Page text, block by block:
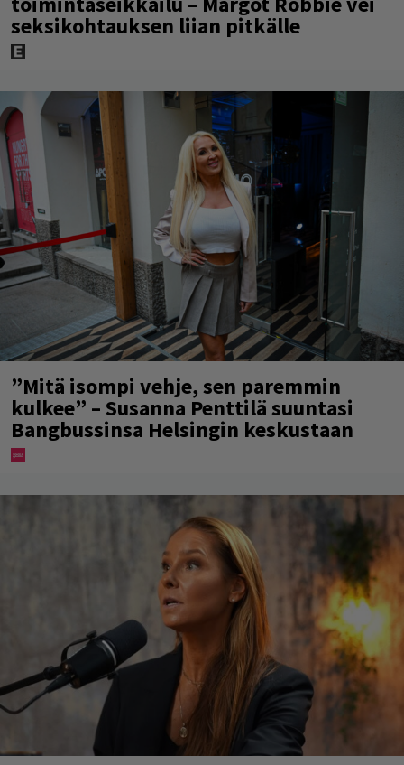
seksikohtauksen liian pitkälle
”Mitä isompi vehje, sen paremmin
kulkee” – Susanna Penttilä suuntasi
Bangbussinsa Helsingin keskustaan